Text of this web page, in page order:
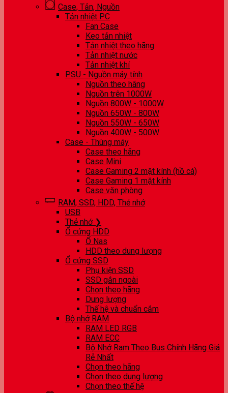
Case, Tản, Nguồn
Tản nhiệt PC
Fan Case
Keo tản nhiệt
Tản nhiệt theo hãng
Tản nhiệt nước
Tản nhiệt khí
PSU - Nguồn máy tính
Nguồn theo hãng
Nguồn trên 1000W
Nguồn 800W - 1000W
Nguồn 650W - 800W
Nguồn 550W - 650W
Nguồn 400W - 500W
Case - Thùng máy
Case theo hãng
Case Mini
Case Gaming 2 mặt kính (hồ cá)
Case Gaming 1 mặt kính
Case văn phòng
RAM, SSD, HDD, Thẻ nhớ
USB
Thẻ nhớ ❯
Ổ cứng HDD
Ổ Nas
HDD theo dung lượng
Ổ cứng SSD
Phụ kiện SSD
SSD gắn ngoài
Chọn theo hãng
Dung lượng
Thế hệ và chuẩn cắm
Bộ nhớ RAM
RAM LED RGB
RAM ECC
Bộ Nhớ Ram Theo Bus Chính Hãng Giá
Rẻ Nhất
Chọn theo hãng
Chọn theo dung lượng
Chọn theo thế hệ